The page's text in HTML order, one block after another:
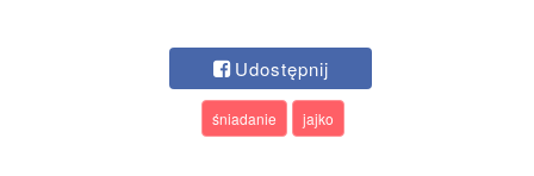
Udostępnij
śniadanie jajko